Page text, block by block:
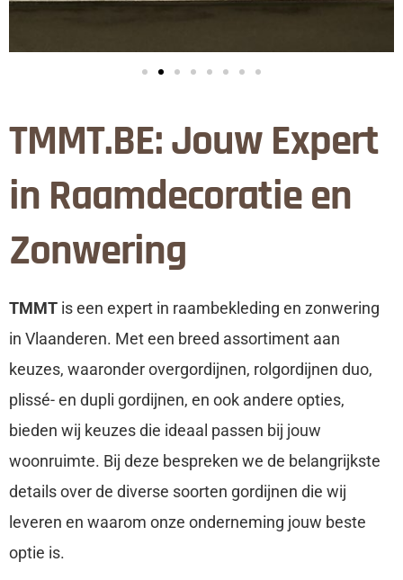
TMMT.BE: Jouw Expert
in Raamdecoratie en
Zonwering
TMMT is een expert in raambekleding en zonwering
in Vlaanderen. Met een breed assortiment aan
keuzes, waaronder overgordijnen, rolgordijnen duo,
plissé- en dupli gordijnen, en ook andere opties,
bieden wij keuzes die ideaal passen bij jouw
woonruimte. Bij deze bespreken we de belangrijkste
details over de diverse soorten gordijnen die wij
leveren en waarom onze onderneming jouw beste
optie is.